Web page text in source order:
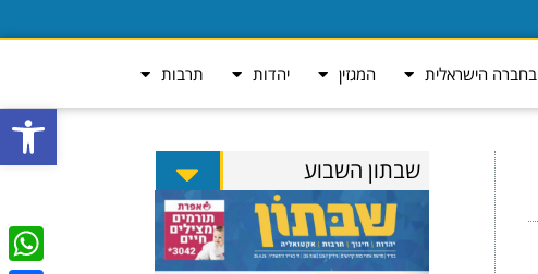
פתח
בחברה הישראלית המגזין יהדות תרבות
שבתון השבוע